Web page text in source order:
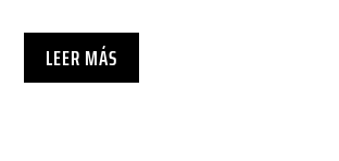
LEER MÁS